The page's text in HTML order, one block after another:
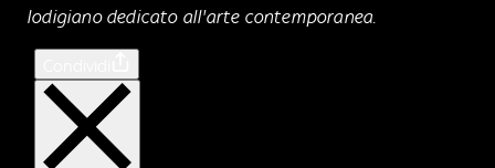
lodigiano dedicato all'arte contemporanea.